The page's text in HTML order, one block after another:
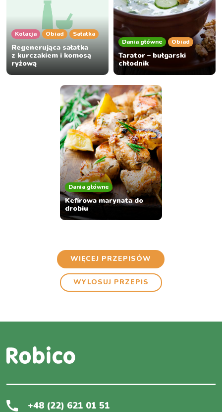
Kolacja Obiad Sałatka
Regenerująca sałatka
z kurczakiem i komosą
ryżową
Dania główne Obiad
Tarator – bułgarski
chłodnik
Dania główne
Kefirowa marynata do
drobiu
WIĘCEJ PRZEPISÓW
WYLOSUJ PRZEPIS
+48 (22) 621 01 51